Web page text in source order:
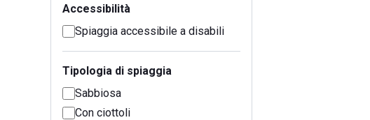
Accessibilità
Spiaggia accessibile a disabili
Tipologia di spiaggia
Sabbiosa
Con ciottoli